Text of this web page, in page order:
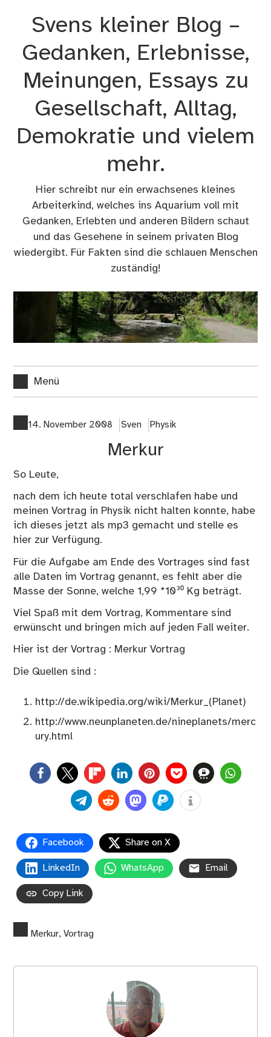
Svens kleiner Blog –
Gedanken, Erlebnisse,
Meinungen, Essays zu
Gesellschaft, Alltag,
Demokratie und vielem
mehr.
Hier schreibt nur ein erwachsenes kleines
Arbeiterkind, welches ins Aquarium voll mit
Gedanken, Erlebten und anderen Bildern schaut
und das Gesehene in seinem privaten Blog
wiedergibt. Für Fakten sind die schlauen Menschen
zuständig!
Menü
14. November 2008 Sven Physik
Merkur
So Leute,
nach dem ich heute total verschlafen habe und
meinen Vortrag in Physik nicht halten konnte, habe
ich dieses jetzt als mp3 gemacht und stelle es
hier zur Verfügung.
Für die Aufgabe am Ende des Vortrages sind fast
alle Daten im Vortrag genannt, es fehlt aber die
Masse der Sonne, welche 1,99 *10³⁰ Kg beträgt.
Viel Spaß mit dem Vortrag, Kommentare sind
erwünscht und bringen mich auf jeden Fall weiter.
Hier ist der Vortrag : Merkur Vortrag
Die Quellen sind :
http://de.wikipedia.org/wiki/Merkur_(Planet)
http://www.neunplaneten.de/nineplanets/merc
ury.html
0
Facebook Share on X
LinkedIn WhatsApp Email
Copy Link
Merkur,Vortrag